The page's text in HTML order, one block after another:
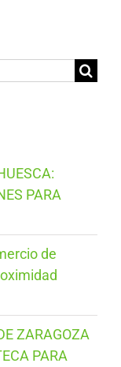
PARA
de
ZARAGOZA
PARA